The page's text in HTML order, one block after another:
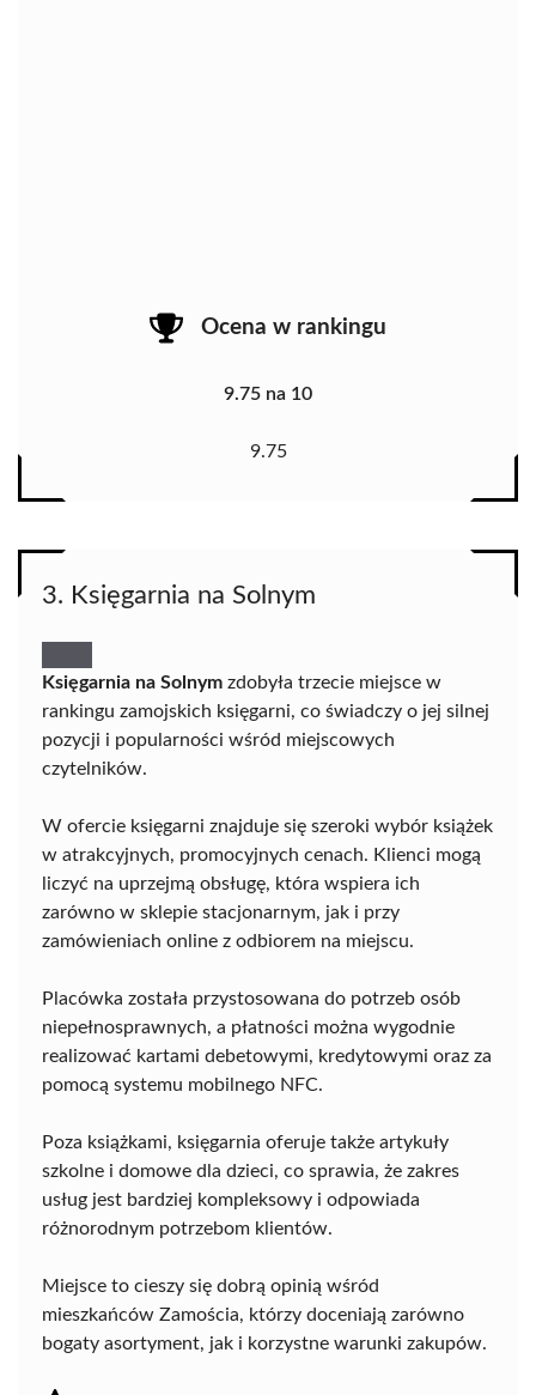
Ocena w rankingu
9.75 na 10
9.75
3. Księgarnia na Solnym
Księgarnia na Solnym zdobyła trzecie miejsce w
rankingu zamojskich księgarni, co świadczy o jej silnej
pozycji i popularności wśród miejscowych
czytelników.
W ofercie księgarni znajduje się szeroki wybór książek
w atrakcyjnych, promocyjnych cenach. Klienci mogą
liczyć na uprzejmą obsługę, która wspiera ich
zarówno w sklepie stacjonarnym, jak i przy
zamówieniach online z odbiorem na miejscu.
Placówka została przystosowana do potrzeb osób
niepełnosprawnych, a płatności można wygodnie
realizować kartami debetowymi, kredytowymi oraz za
pomocą systemu mobilnego NFC.
Poza książkami, księgarnia oferuje także artykuły
szkolne i domowe dla dzieci, co sprawia, że zakres
usług jest bardziej kompleksowy i odpowiada
różnorodnym potrzebom klientów.
Miejsce to cieszy się dobrą opinią wśród
mieszkańców Zamościa, którzy doceniają zarówno
bogaty asortyment, jak i korzystne warunki zakupów.